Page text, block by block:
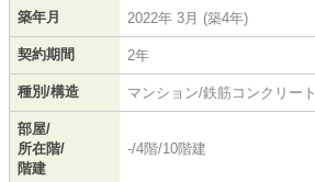
築年月 2022年 3月 (築4年)
契約期間 2年
種別/構造 マンション/鉄筋コンクリート
部屋/
所在階/
階建
-/4階/10階建